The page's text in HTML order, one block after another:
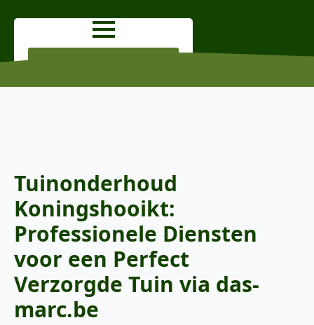
Tuinonderhoud
Koningshooikt:
Professionele Diensten
voor een Perfect
Verzorgde Tuin via das-
marc.be